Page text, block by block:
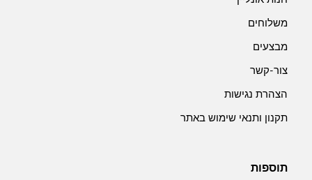
משלוחים
מבצעים
צור-קשר
הצהרת נגישות
תקנון ותנאי שימוש באתר
תוספות